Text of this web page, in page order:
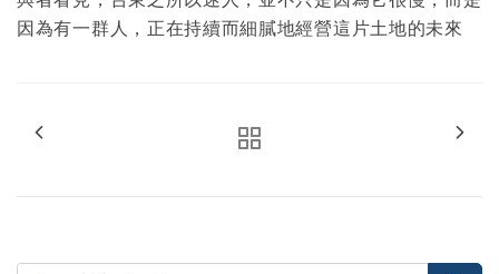
因為有一群人，正在持續而細膩地經營這片土地的未來